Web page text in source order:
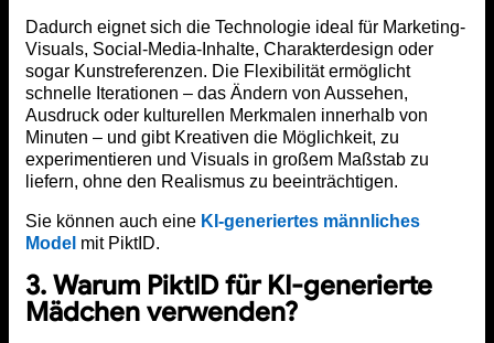
Dadurch eignet sich die Technologie ideal für Marketing-
Visuals, Social-Media-Inhalte, Charakterdesign oder
sogar Kunstreferenzen. Die Flexibilität ermöglicht
schnelle Iterationen – das Ändern von Aussehen,
Ausdruck oder kulturellen Merkmalen innerhalb von
Minuten – und gibt Kreativen die Möglichkeit, zu
experimentieren und Visuals in großem Maßstab zu
liefern, ohne den Realismus zu beeinträchtigen.
Sie können auch eine KI-generiertes männliches
Model mit PiktID.
3. Warum PiktID für KI-generierte
Mädchen verwenden?